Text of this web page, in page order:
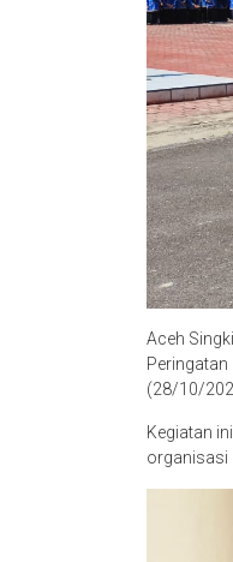
Aceh
(28/10/
Kegiatan
organisasi